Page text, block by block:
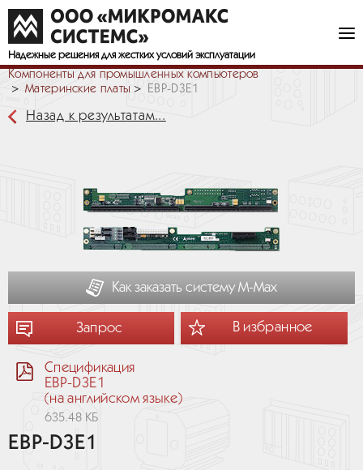
Надежные решения для жестких условий эксплуатации
Компоненты для промышленных компьютеров
Материнские платы
EBP-D3E1
Назад к результатам...
Как заказать систему М-Мах
Запрос В избранное
Спецификация
EBP-D3E1
(на английском языке)
635.48 КБ
EBP-D3E1